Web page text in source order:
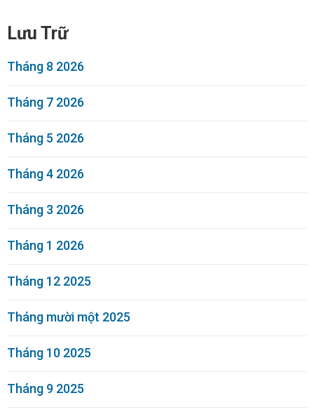
Lưu Trữ
Tháng 8 2026
Tháng 7 2026
Tháng 5 2026
Tháng 4 2026
Tháng 3 2026
Tháng 1 2026
Tháng 12 2025
Tháng mười một 2025
Tháng 10 2025
Tháng 9 2025